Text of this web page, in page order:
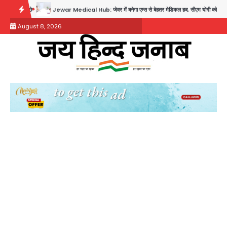
content
Jewar Medical Hub: जेवर में बनेगा एम्स से बेहतर मेडिकल हब, सीएम योगी को लिखा पत्र
August 8, 2026